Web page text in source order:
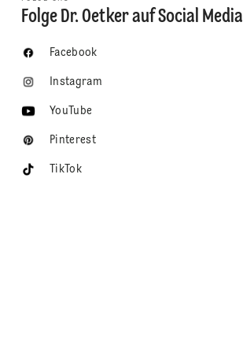
Folge Dr. Oetker auf Social Media
Facebook
Instagram
YouTube
Pinterest
TikTok